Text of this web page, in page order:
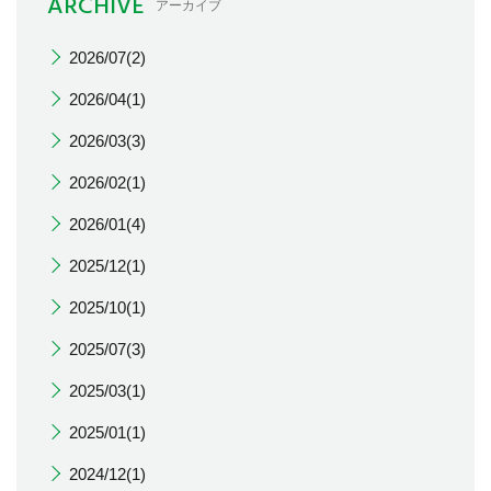
アーカイブ
2026/07(2)
2026/04(1)
2026/03(3)
2026/02(1)
2026/01(4)
2025/12(1)
2025/10(1)
2025/07(3)
2025/03(1)
2025/01(1)
2024/12(1)